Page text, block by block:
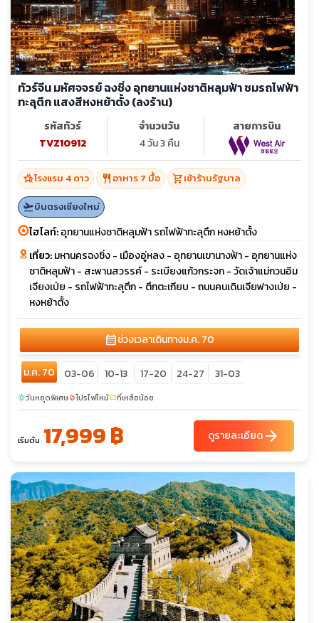
ทัวร์จีน มหัศจจรย์ ฉงชิ่ง อุทยานแห่งชาติหลุมฟ้า ชมรถไฟฟ้า
ทะลุตึก แสงสีหงหย้าตั้ง (ลงร้าน)
รหัสทัวร์
TVZ10912
จำนวนวัน
4 วัน 3 คืน
สายการบิน
hotel_classโรงแรม 4 ดาว restaurant อาหาร 7 มื้อ shopping_cartเข้าร้านรัฐบาล
flight_takeoffบินตรงเชียงใหม่
ไฮไลท์:อุทยานแห่งชาติหลุมฟ้า รถไฟฟ้าทะลุตึก หงหย้าตั้ง
เที่ยว:มหานครฉงชิ่ง - เมืองอู่หลง - อุทยานเขานางฟ้า - อุทยานแห่ง
ชาติหลุมฟ้า - สะพานสวรรค์ - ระเบียงแก้วกระจก - วัดเจ้าแม่กวนอิม
เจียงเป่ย - รถไฟฟ้าทะลุตึก - ตึกตะเกียบ - ถนนคนเดินเจียฟางเป่ย -
หงหย้าตั้ง
calendar_monthช่วงเวลาเดินทางม.ค. 70
ม.ค. 70 03-06 10-13 17-20 24-27 31-03
sunnyวันหยุดพิเศษlocal_fire_departmentโปรไฟไหม้confirmation_numberที่เหลือน้อย
เริ่มต้น 17,999 ฿ ดูรายละเอียดarrow_forward